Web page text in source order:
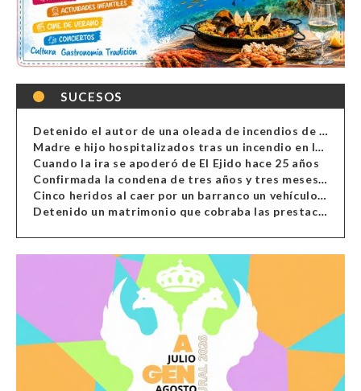
SUCESOS
Detenido el autor de una oleada de incendios de contenedores en Almería
Madre e hijo hospitalizados tras un incendio en la cocina de una vivienda en Almería
Cuando la ira se apoderó de El Ejido hace 25 años
Confirmada la condena de tres años y tres meses al hombre de Antas acusado de xenofobia
Cinco heridos al caer por un barranco un vehículo en Alcolea
Detenido un matrimonio que cobraba las prestaciones de ilegales en Almería, Granada, Málaga, Huelva y Murcia